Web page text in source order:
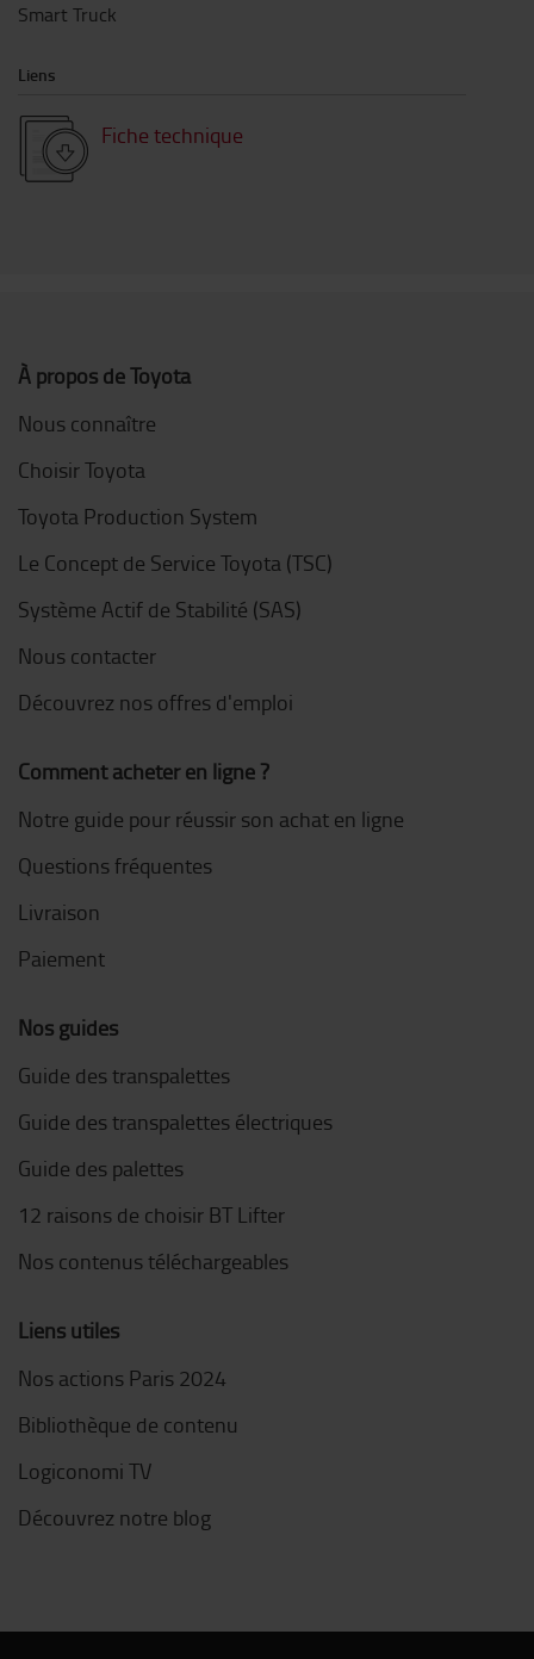
Smart Truck
Liens
Fiche technique
À propos de Toyota
Nous connaître
Choisir Toyota
Toyota Production System
Le Concept de Service Toyota (TSC)
Système Actif de Stabilité (SAS)
Nous contacter
Découvrez nos offres d'emploi
Comment acheter en ligne ?
Notre guide pour réussir son achat en ligne
Questions fréquentes
Livraison
Paiement
Nos guides
Guide des transpalettes
Guide des transpalettes électriques
Guide des palettes
12 raisons de choisir BT Lifter
Nos contenus téléchargeables
Liens utiles
Nos actions Paris 2024
Bibliothèque de contenu
Logiconomi TV
Découvrez notre blog